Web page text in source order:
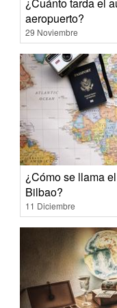
¿Cuánto tarda el
aeropuerto?
29 Noviembre
¿Cómo se llama
Bilbao?
11 Diciembre